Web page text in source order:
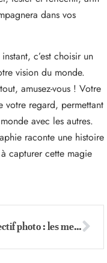
dans vos
c’est choisir un
vision du monde.
amusez-vous ! Votre
votre regard, permettant
avec les autres.
raconte une histoire
capturer cette magie
Objectif photo : les meilleurs choix pour débuter avec succès !